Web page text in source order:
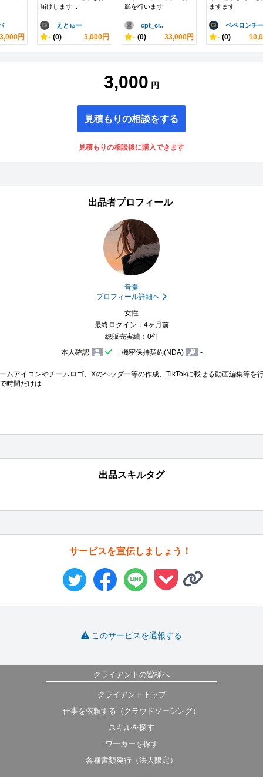
3,000円
届けします...
えとゅー
- (0) 3,000円
影を行います
cpt_cr..
- (0) 33,000円
ますます
ペペロンチ
- (0)
3,000 円
見積もりの相談をする
見積もりの相談後に購入できます
出品者プロフィール
音奏
プロフィール詳細へ
女性
最終ログイン：4ヶ月前
総販売実績：0件
本人確認
機密保持契約(NDA) -
ムアイコンやチームロゴ、Xのヘッダー等の作成、TikTokに載せる動画編集等を
時間だけは
出品スキルタグ
サービスを宣伝しましょう！
このサービスを通報する
クライアントの皆様へ
クライアントトップ
仕事を依頼する（クラウドソーシング）
スキルを探す
ワーカーを探す
各種書類発行（法人限定）